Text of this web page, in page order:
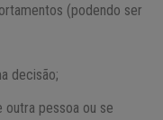
(podendo ser
decisão;
outra pessoa ou se